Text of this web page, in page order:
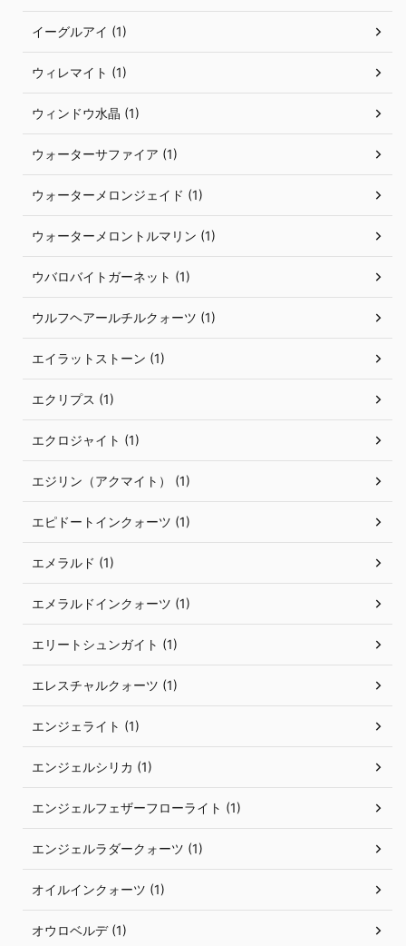
イーグルアイ (1)
ウィレマイト (1)
ウィンドウ水晶 (1)
ウォーターサファイア (1)
ウォーターメロンジェイド (1)
ウォーターメロントルマリン (1)
ウバロバイトガーネット (1)
ウルフヘアールチルクォーツ (1)
エイラットストーン (1)
エクリプス (1)
エクロジャイト (1)
エジリン（アクマイト） (1)
エピドートインクォーツ (1)
エメラルド (1)
エメラルドインクォーツ (1)
エリートシュンガイト (1)
エレスチャルクォーツ (1)
エンジェライト (1)
エンジェルシリカ (1)
エンジェルフェザーフローライト (1)
エンジェルラダークォーツ (1)
オイルインクォーツ (1)
オウロベルデ (1)